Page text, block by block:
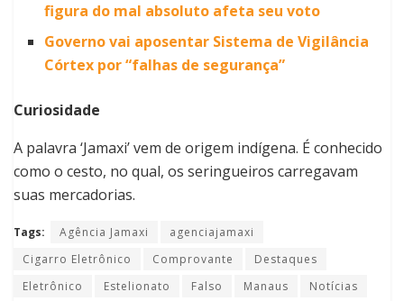
figura do mal absoluto afeta seu voto
Governo vai aposentar Sistema de Vigilância
Córtex por “falhas de segurança”
Curiosidade
A palavra ‘Jamaxi’ vem de origem indígena. É conhecido
como o cesto, no qual, os seringueiros carregavam
suas mercadorias.
Tags: Agência Jamaxi
agenciajamaxi
Cigarro Eletrônico
Comprovante
Destaques
Eletrônico
Estelionato Falso Manaus
Notícias